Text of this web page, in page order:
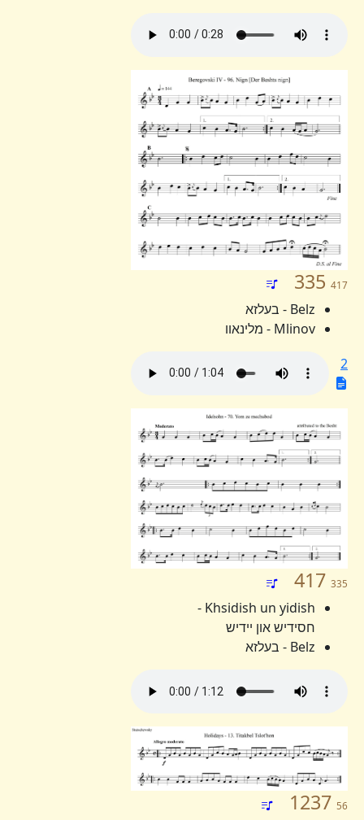
335 417
Belz - בעלזא
Mlinov - מלינאוו
417 335
Khsidish un yidish -
חסידיש און יידיש
Belz - בעלזא
1237